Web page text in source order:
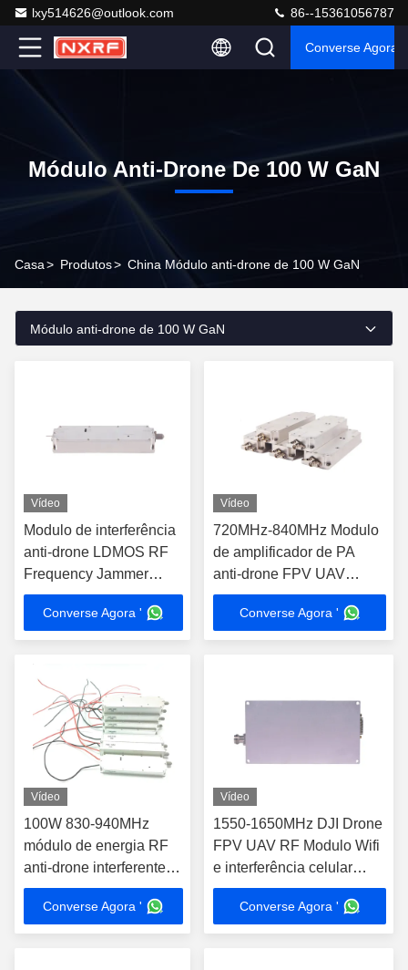
lxy514626@outlook.com 86--15361056787
Converse Agora
Módulo Anti-Drone De 100 W GaN
Casa> Produtos> China Módulo anti-drone de 100 W GaN
Módulo anti-drone de 100 W GaN
Vídeo
Modulo de interferência
anti-drone LDMOS RF
Frequency Jammer
600MHz-700MHz
Converse Agora '
Vídeo
720MHz-840MHz Modulo
de amplificador de PA
anti-drone FPV UAV
Modulo RF de baixa
potência Bloqueio de sinal
Converse Agora '
Vídeo
100W 830-940MHz
módulo de energia RF
anti-drone interferente
de sinal Wifi para DJI
Drone FPV UAV C-UAS
Converse Agora '
Vídeo
1550-1650MHz DJI Drone
FPV UAV RF Modulo Wifi
e interferência celular
100W
Converse Agora '